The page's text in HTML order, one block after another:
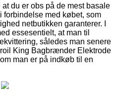
du er obs på de mest basale
forbindelse med købet, som
netbutikken garanterer. I
essesentielt, at man til
således man senere
King Bagbrænder Elektrode
man er på indkøb til en